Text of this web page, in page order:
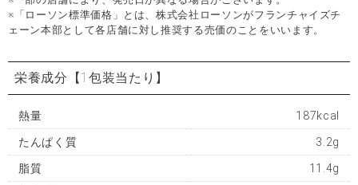
※「ローソン標準価格」とは、株式会社ローソンがフランチャイズチ
ェーン本部として各店舗に対し推奨する売価のことをいいます。
栄養成分 【1包装当たり】
熱量 187kcal
たんぱく質 3.2g
脂質 11.4g